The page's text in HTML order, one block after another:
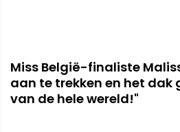
Miss België-finaliste
aan te trekken en het dak
van de hele wereld!"